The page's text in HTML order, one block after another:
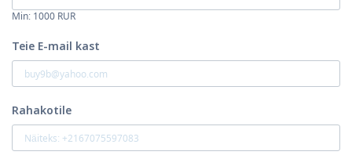
Min: 1000 RUR
Teie E-mail kast
Rahakotile